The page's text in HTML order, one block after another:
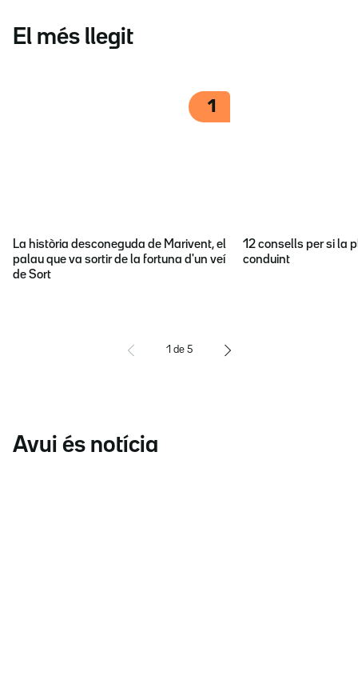
El més llegit
1
La història desconeguda de Marivent, el
palau que va sortir de la fortuna d'un veí
de Sort
12 consells per si la
conduint
1 de 5
Avui és notícia